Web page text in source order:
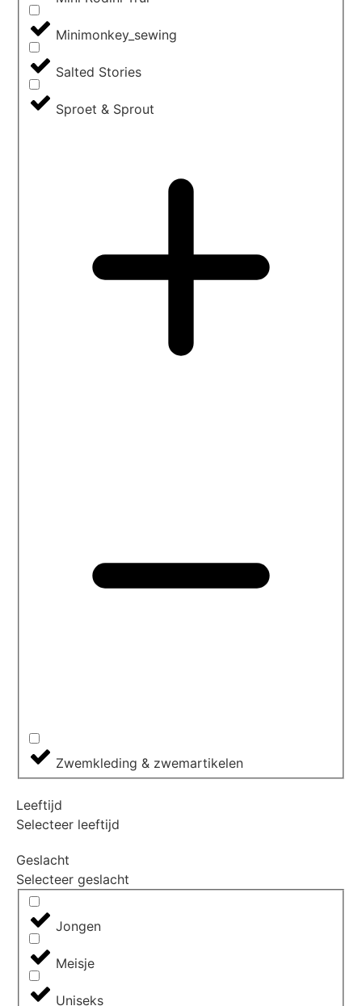
Minimonkey_sewing
Salted Stories
Sproet & Sprout
Zwemkleding & zwemartikelen
Leeftijd
Selecteer leeftijd
Geslacht
Selecteer geslacht
Jongen
Meisje
Uniseks